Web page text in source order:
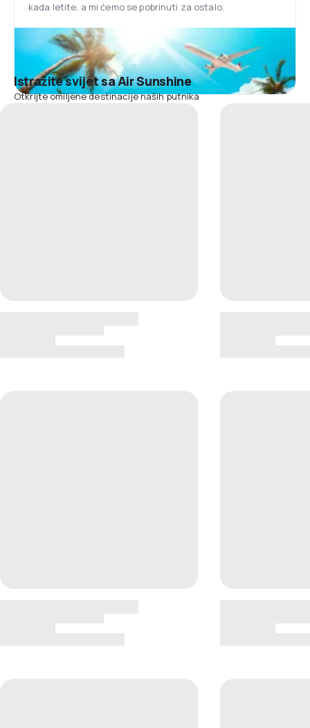
kada letite, a mi ćemo se pobrinuti za ostalo.
Istražite svijet sa Air Sunshine
Otkrijte omiljene destinacije naših putnika